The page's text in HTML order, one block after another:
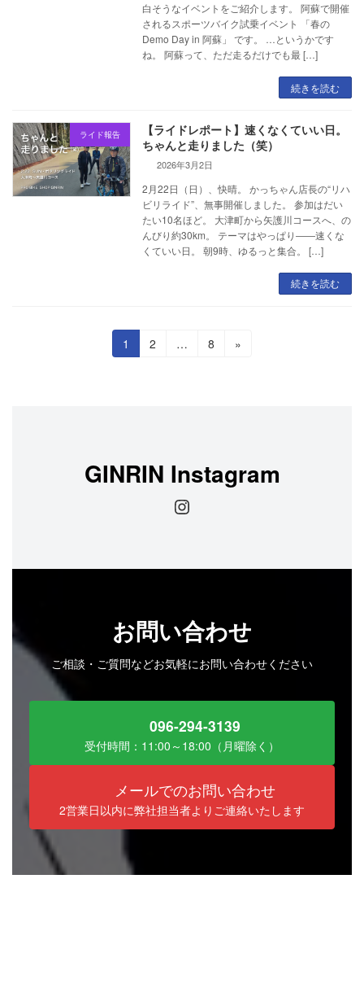
白そうなイベントをご紹介します。 阿蘇で開催
されるスポーツバイク試乗イベント 「春の
Demo Day in 阿蘇」 です。 …というかです
ね。 阿蘇って、ただ走るだけでも最 […]
続きを読む
ライド報告
【ライドレポート】速くなくていい日。
ちゃんと走りました（笑）
2026年3月2日
2月22日（日）、快晴。 かっちゃん店長の“リハ
ビリライド”、無事開催しました。 参加はだい
たい10名ほど。 大津町から矢護川コースへ、の
んびり約30km。 テーマはやっぱり――速くな
くていい日。 朝9時、ゆるっと集合。 […]
続きを読む
固
定
1
固
2 …
固
8 »
GINRIN Instagram
Instagram
お問い合わせ
ご相談・ご質問などお気軽にお問い合わせください
096-294-3139
受付時間：11:00～18:00（月曜除く）
メールでのお問い合わせ
2営業日以内に弊社担当者よりご連絡いたします